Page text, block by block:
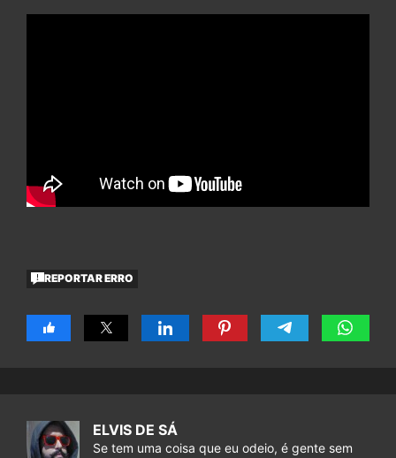
REPORTAR ERRO
ELVIS DE SÁ
Se tem uma coisa que eu odeio, é gente sem